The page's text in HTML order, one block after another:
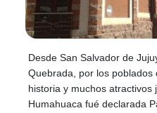
Desde San Salvador de
Quebrada, por los poblados
historia y muchos
Humahuaca fué declarada